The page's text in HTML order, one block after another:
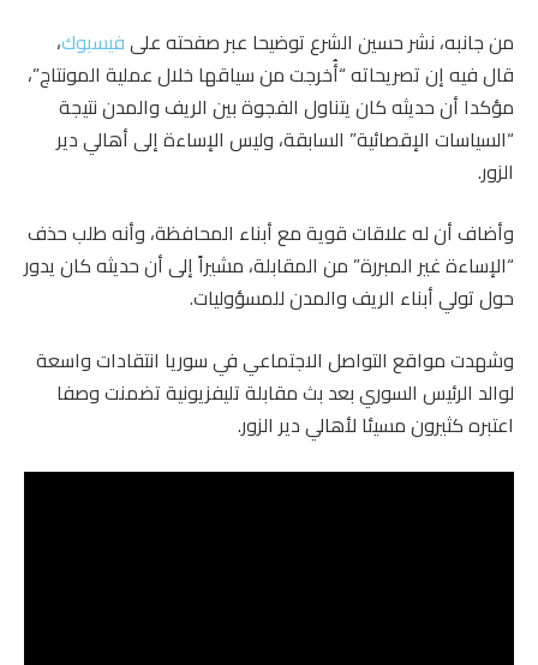
من جانبه، نشر حسين الشرع توضيحا عبر صفحته علىفيسبوك،
قال فيه إن تصريحاته “أُخرجت من سياقها خلال عملية المونتاج”،
مؤكدا أن حديثه كان يتناول الفجوة بين الريف والمدن نتيجة
“السياسات الإقصائية” السابقة، وليس الإساءة إلى أهالي دير
الزور.
وأضاف أن له علاقات قوية مع أبناء المحافظة، وأنه طلب حذف
“الإساءة غير المبررة” من المقابلة، مشيراً إلى أن حديثه كان يدور
حول تولي أبناء الريف والمدن للمسؤوليات.
وشهدت مواقع التواصل الاجتماعي في سوريا انتقادات واسعة
لوالد الرئيس السوري بعد بث مقابلة تليفزيونية تضمنت وصفا
اعتبره كثيرون مسيئا لأهالي دير الزور.